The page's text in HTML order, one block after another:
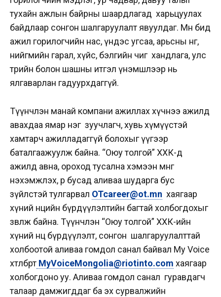
тухайн ажлын байрны шаардлагад харьцуулах
байдлаар сонгон шалгаруулалт явуулдаг. Мөн бид
ажил горилогчийн нас, үндэс угсаа, арьсны өнгө,
нийгмийн гарал, хүйс, бэлгийн чиг хандлага, улс
төрийн болон шашны итгэл үнэмшлээр нь
ялгаварлан гадуурхдаггүй.
Түүнчлэн манай компани ажиллах хүчнээ ажилд
авахдаа ямар нэг зуучлагч, хувь хүмүүстэй
хамтарч ажилладаггүй болохыг үүгээр
баталгаажуулж байна. “Оюу толгой” ХХК-д
ажилд авна, ороход тусална хэмээн мөнгө
нэхэмжлэх, өөр бусад аливаа шударга бус
зүйлстэй тулгарвал OTcareer@ot.mn хаягаар
хүний нөөцийн бүрдүүлэлтийн багтай холбогдохыг
зөвлөж байна. Түүнчлэн “Оюу толгой” ХХК-ийн
хүний нөөц бүрдүүлэлт, сонгон шалгаруулалттай
холбоотой аливаа гомдол санал байвал My Voice
хөтөлбөрт MyVoiceMongolia@riotinto.com хаягаар
холбогдоно уу. Аливаа гомдол санал гуравдагч
талаар дамжигддаг ба эх сурвалжийн